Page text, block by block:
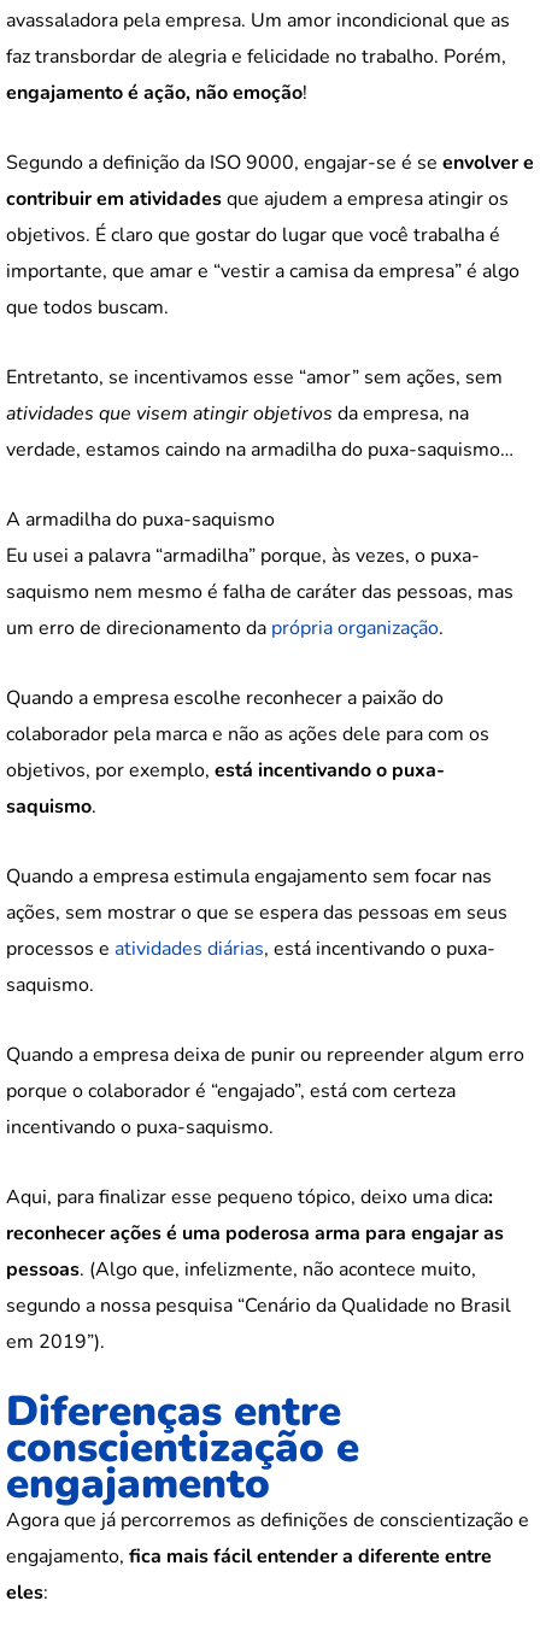
avassaladora pela empresa. Um amor incondicional que as
faz transbordar de alegria e felicidade no trabalho. Porém,
engajamento é ação, não emoção!
Segundo a definição da ISO 9000, engajar-se é se envolver e
contribuir em atividadesque ajudem a empresa atingir os
objetivos. É claro que gostar do lugar que você trabalha é
importante, que amar e “vestir a camisa da empresa” é algo
que todos buscam.
Entretanto, se incentivamos esse “amor” sem ações, sem
atividades que visem atingir objetivos da empresa, na
verdade, estamos caindo na armadilha do puxa-saquismo…
A armadilha do puxa-saquismo
Eu usei a palavra “armadilha” porque, às vezes, o puxa-
saquismo nem mesmo é falha de caráter das pessoas, mas
um erro de direcionamento da própria organização.
Quando a empresa escolhe reconhecer a paixão do
colaborador pela marca e não as ações dele para com os
objetivos, por exemplo, está incentivando o puxa-
saquismo.
Quando a empresa estimula engajamento sem focar nas
ações, sem mostrar o que se espera das pessoas em seus
processos e atividades diárias, está incentivando o puxa-
saquismo.
Quando a empresa deixa de punir ou repreender algum erro
porque o colaborador é “engajado”, está com certeza
incentivando o puxa-saquismo.
Aqui, para finalizar esse pequeno tópico, deixo uma dica:
reconhecer ações é uma poderosa arma para engajar as
pessoas. (Algo que, infelizmente, não acontece muito,
segundo a nossa pesquisa “Cenário da Qualidade no Brasil
em 2019”).
Diferenças entre
conscientização e
engajamento
Agora que já percorremos as definições de conscientização e
engajamento, fica mais fácil entender a diferente entre
eles: